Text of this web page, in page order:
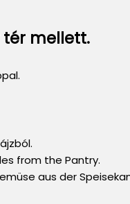
tér mellett.
from the Pantry.
aus der